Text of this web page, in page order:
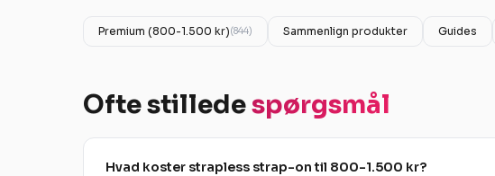
Premium (800-1.500 kr)(844) Sammenlign produkter Guides
Ofte stilledespørgsmål
Hvad koster strapless strap-on til 800-1.500 kr?